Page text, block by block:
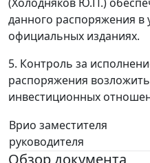
данного распоряжения в
официальных изданиях.
5. Контроль за
распоряжения
инвестиционных
Врио заместителя
руководителя
Обзор документа